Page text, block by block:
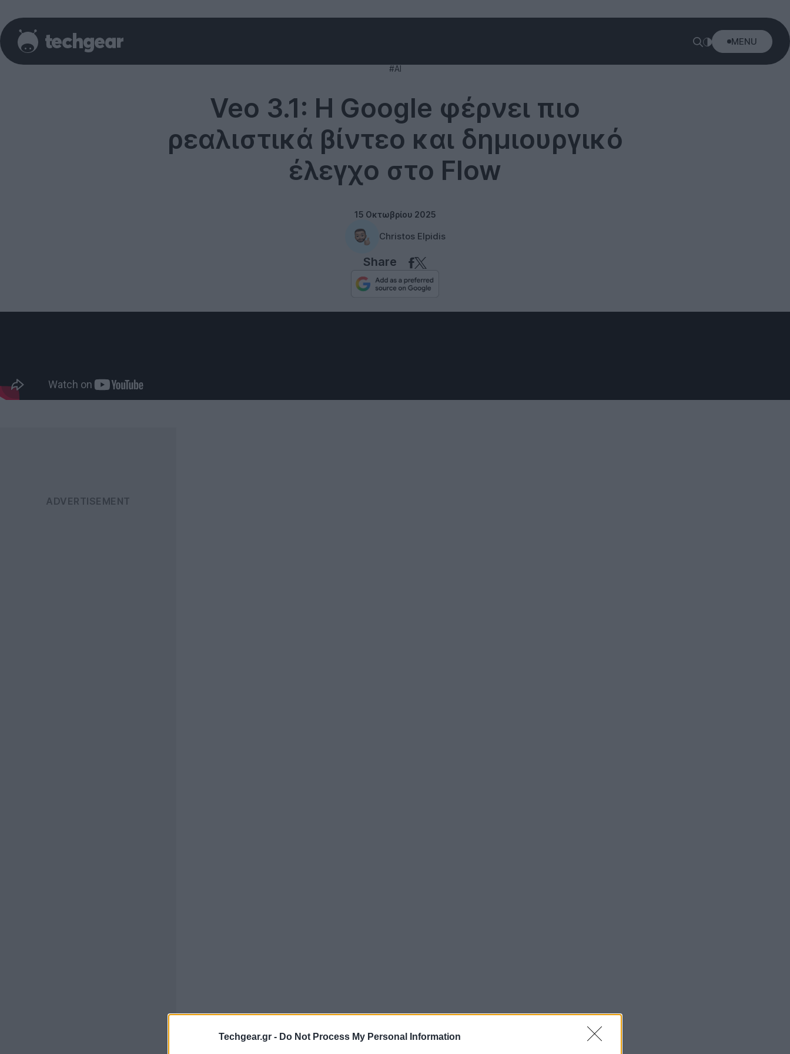
Techgear.gr - Do Not Process My Personal Information
MENU
#AI
Veo 3.1: Η Google φέρνει πιο
ρεαλιστικά βίντεο και δημιουργικό
έλεγχο στο Flow
15 Οκτωβρίου 2025
Christos Elpidis
Share